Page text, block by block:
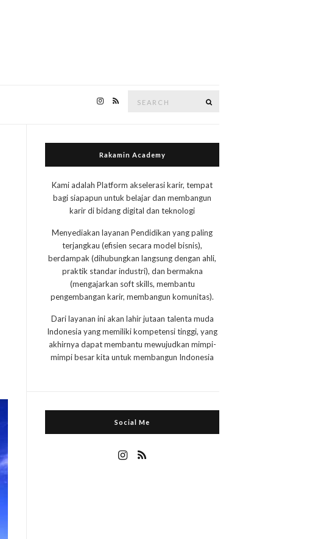
Rakamin Academy
Kami adalah Platform akselerasi karir, tempat
bagi siapapun untuk belajar dan membangun
karir di bidang digital dan teknologi
Menyediakan layanan Pendidikan yang paling
terjangkau (efisien secara model bisnis),
berdampak (dihubungkan langsung dengan ahli,
praktik standar industri), dan bermakna
(mengajarkan soft skills, membantu
pengembangan karir, membangun komunitas).
Dari layanan ini akan lahir jutaan talenta muda
Indonesia yang memiliki kompetensi tinggi, yang
akhirnya dapat membantu mewujudkan mimpi-
mimpi besar kita untuk membangun Indonesia
Social Me